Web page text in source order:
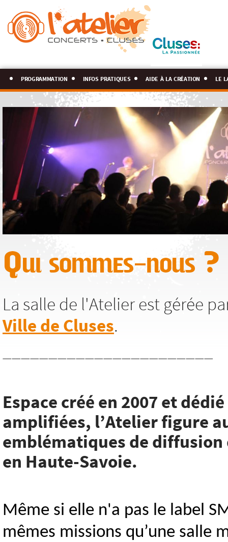
programmation infos pratiques aide à la création le
Qui sommes-nous ?
La salle de l'Atelier est gérée
Ville de Cluses.
Espace créé en 2007 et
amplifiées, l’Atelier figure
emblématiques de diffusion
en Haute-Savoie.
Même si elle n'a pas le label
mêmes missions qu’une salle